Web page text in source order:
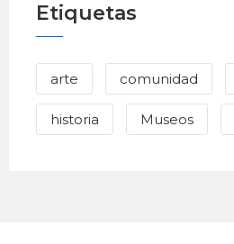
Etiquetas
arte comunidad
historia Museos